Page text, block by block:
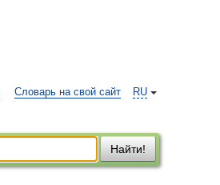
RU
Словарь на свой сайт
Найти!